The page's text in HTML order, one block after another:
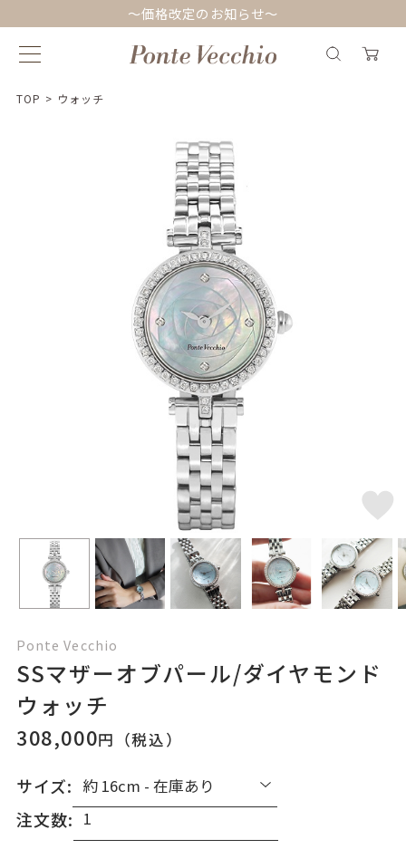
～価格改定のお知らせ～
TOP > ウォッチ
Ponte Vecchio
SSマザーオブパール/ダイヤモンド
ウォッチ
308,000円（税込）
サイズ:
注文数: